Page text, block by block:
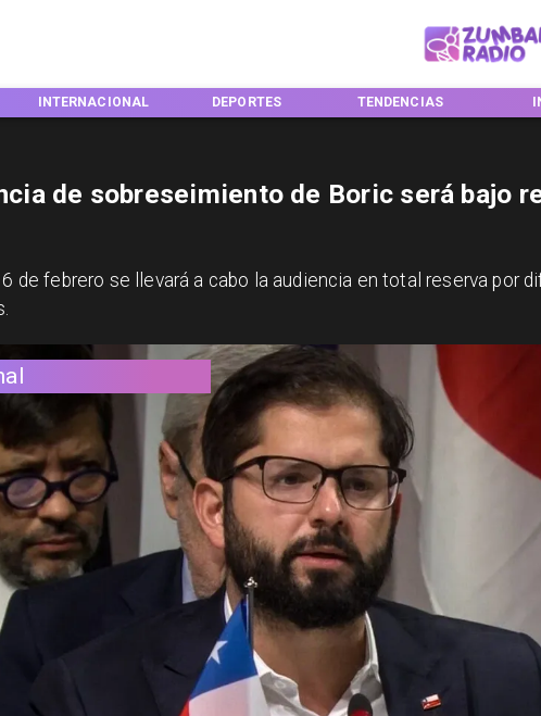
INTERNACIONAL DEPORTES TENDENCIAS
de sobreseimiento de Boric será bajo
6 de febrero se llevará a cabo la audiencia en total reserva por